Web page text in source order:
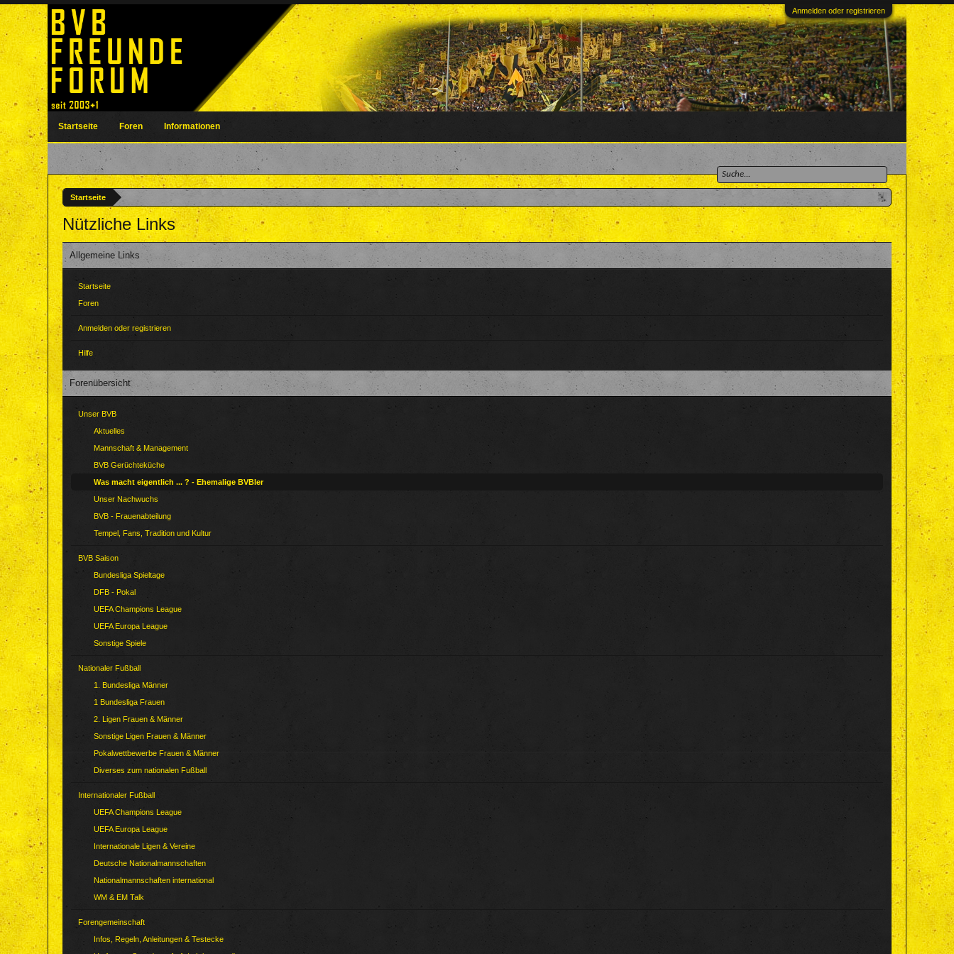
Anmelden oder registrieren
Startseite
Nützliche Links
Allgemeine Links
Startseite
Foren
Anmelden oder registrieren
Hilfe
Forenübersicht
Unser BVB
Aktuelles
Mannschaft & Management
BVB Gerüchteküche
Was macht eigentlich ... ? - Ehemalige BVBler
Unser Nachwuchs
BVB - Frauenabteilung
Tempel, Fans, Tradition und Kultur
BVB Saison
Bundesliga Spieltage
DFB - Pokal
UEFA Champions League
UEFA Europa League
Sonstige Spiele
Nationaler Fußball
1. Bundesliga Männer
1 Bundesliga Frauen
2. Ligen Frauen & Männer
Sonstige Ligen Frauen & Männer
Pokalwettbewerbe Frauen & Männer
Diverses zum nationalen Fußball
Internationaler Fußball
UEFA Champions League
UEFA Europa League
Internationale Ligen & Vereine
Deutsche Nationalmannschaften
Nationalmannschaften international
WM & EM Talk
Forengemeinschaft
Infos, Regeln, Anleitungen & Testecke
Startseite Foren Informationen